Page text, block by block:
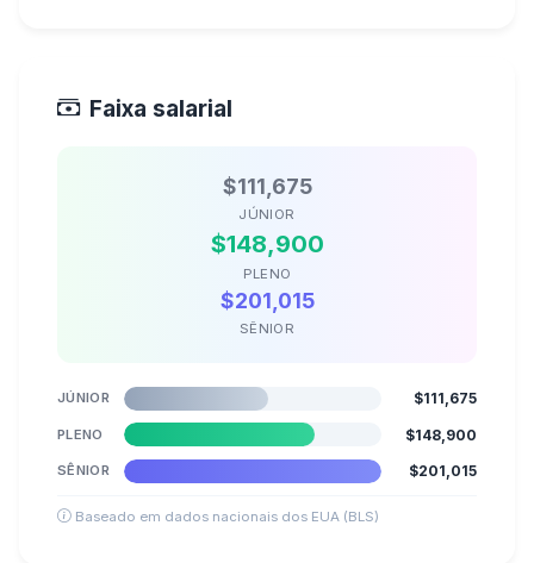
Faixa salarial
$111,675
JÚNIOR
$148,900
PLENO
$201,015
SÊNIOR
JÚNIOR $111,675
PLENO $148,900
SÊNIOR $201,015
Baseado em dados nacionais dos EUA (BLS)